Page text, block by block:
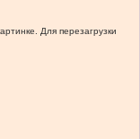
Для перезагрузки